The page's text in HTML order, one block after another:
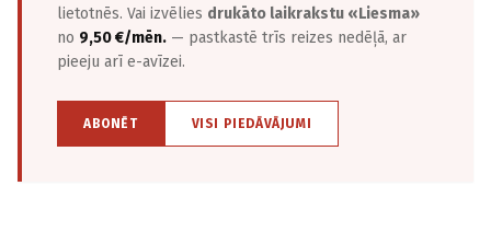
lietotnēs. Vai izvēlies drukāto laikrakstu «Liesma»
no 9,50 €/mēn. — pastkastē trīs reizes nedēļā, ar
pieeju arī e-avīzei.
ABONĒT VISI PIEDĀVĀJUMI